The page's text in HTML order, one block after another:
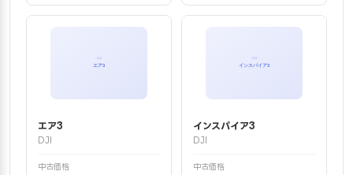
エア3
DJI
中古価格
インスパイア3
DJI
中古価格